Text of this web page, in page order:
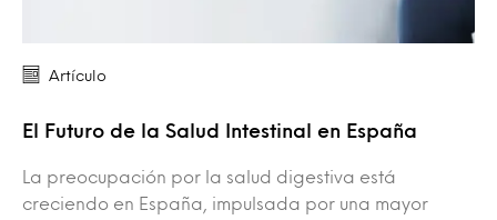
Artículo
El Futuro de la Salud Intestinal en España
La preocupación por la salud digestiva está
creciendo en España, impulsada por una mayor